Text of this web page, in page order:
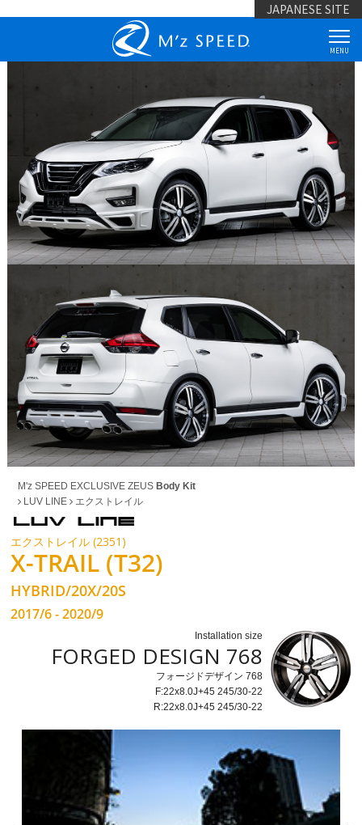
JAPANESE SITE
MENU
M'z SPEED EXCLUSIVE ZEUS Body Kit
LUV LINE エクストレイル
エクストレイル (2351)
X-TRAIL (T32)
HYBRID/20X/20S
2017/6 - 2020/9
Installation size
FORGED DESIGN 768
フォージドデザイン 768
F:22x8.0J+45 245/30-22
R:22x8.0J+45 245/30-22